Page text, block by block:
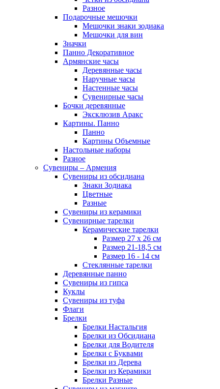
Разное
Подарочные мешочки
Мешочки знаки зодиака
Мешочки для вин
Значки
Панно Декоративное
Армянские часы
Деревянные часы
Наручные часы
Настенные часы
Сувенирные часы
Бочки деревянные
Эксклюзив Аракс
Картины. Панно
Панно
Картины Объемные
Настольные наборы
Разное
Сувениры – Армения
Сувениры из обсидиана
Знаки Зодиака
Цветные
Разные
Сувениры из керамики
Сувенирные тарелки
Керамические тарелки
Размер 27 х 26 см
Размер 21-18,5 см
Размер 16 - 14 см
Стеклянные тарелки
Деревянные панно
Сувениры из гипса
Куклы
Сувениры из туфа
Флаги
Брелки
Брелки Настальгия
Брелки из Обсидиана
Брелки для Водителя
Брелки с Буквами
Брелки из Дерева
Брелки из Керамики
Брелки Разные